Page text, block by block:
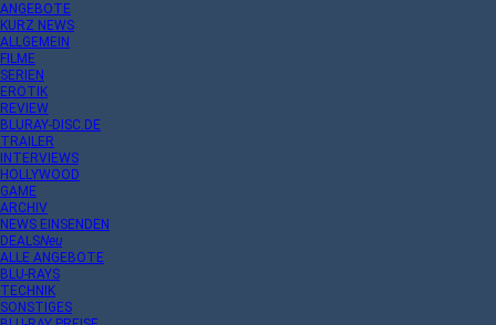
ANGEBOTE
KURZ NEWS
ALLGEMEIN
FILME
SERIEN
EROTIK
REVIEW
BLURAY-DISC.DE
TRAILER
INTERVIEWS
HOLLYWOOD
GAME
ARCHIV
NEWS EINSENDEN
DEALSNeu
ALLE ANGEBOTE
BLU-RAYS
TECHNIK
SONSTIGES